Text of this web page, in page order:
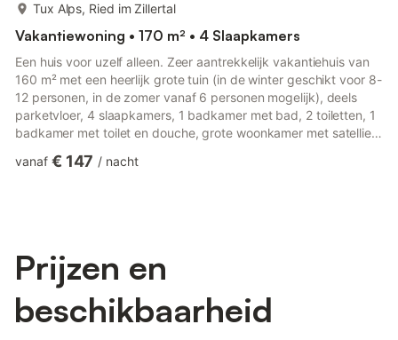
Tux Alps, Ried im Zillertal
Vakantiewoning • 170 m² • 4 Slaapkamers
Een huis voor uzelf alleen. Zeer aantrekkelijk vakantiehuis van
160 m² met een heerlijk grote tuin (in de winter geschikt voor 8-
12 personen, in de zomer vanaf 6 personen mogelijk), deels
parketvloer, 4 slaapkamers, 1 badkamer met bad, 2 toiletten, 1
badkamer met toilet en douche, grote woonkamer met satelliet-
kookplaat, oven, magnetron, waterkoker, koffiezetapparaat,
vanaf € 147 / nacht
Prijzen en
beschikbaarheid